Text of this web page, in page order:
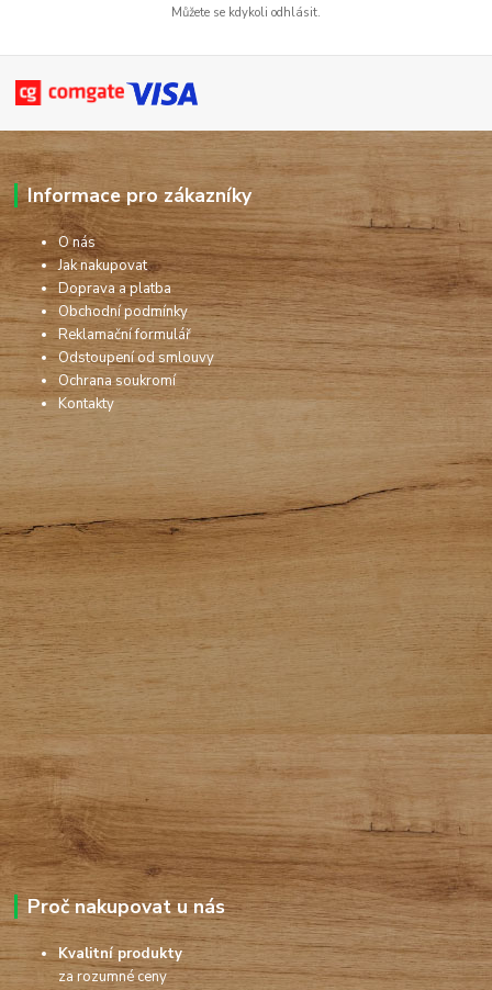
Můžete se kdykoli odhlásit.
Informace pro zákazníky
O nás
Jak nakupovat
Doprava a platba
Obchodní podmínky
Reklamační formulář
Odstoupení od smlouvy
Ochrana soukromí
Kontakty
Proč nakupovat u nás
Kvalitní produkty
za rozumné ceny